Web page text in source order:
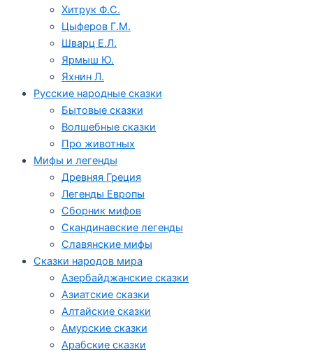
Хитрук Ф.С.
Цыферов Г.М.
Шварц Е.Л.
Ярмыш Ю.
Яхнин Л.
Русские народные сказки
Бытовые сказки
Волшебные сказки
Про животных
Мифы и легенды
Древняя Греция
Легенды Европы
Сборник мифов
Скандинавские легенды
Славянские мифы
Сказки народов мира
Азербайджанские сказки
Азиатские сказки
Алтайские сказки
Амурские сказки
Арабские сказки